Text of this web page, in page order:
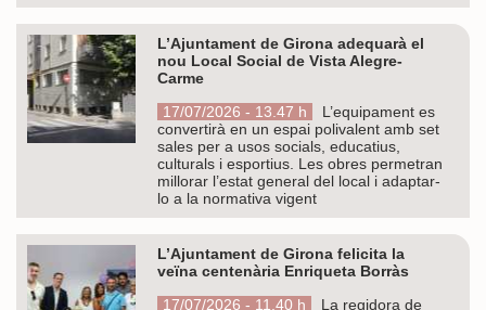
L’Ajuntament de Girona adequarà el
nou Local Social de Vista Alegre-
Carme
17/07/2026 - 13.47 h
L’equipament es
convertirà en un espai polivalent amb set
sales per a usos socials, educatius,
culturals i esportius. Les obres permetran
millorar l’estat general del local i adaptar-
lo a la normativa vigent
L’Ajuntament de Girona felicita la
veïna centenària Enriqueta Borràs
17/07/2026 - 11.40 h
La regidora de